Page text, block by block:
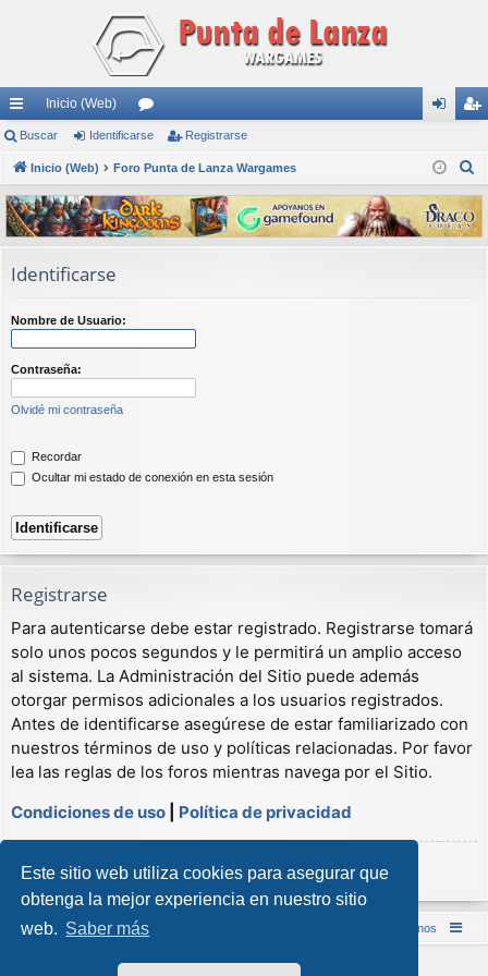
Este sitio web utiliza cookies para asegurar que
obtenga la mejor experiencia en nuestro sitio
web. Saber más
nl
ac
es
rá
pi
s
Inicio (Web)
or
os nti
fic
ar
ist
ra
rs
Buscar Identificarse Registrarse
Inicio (Web) Foro Punta de Lanza Wargames
s
c
Identificarse
Nombre de Usuario:
Contraseña:
Olvidé mi contraseña
Recordar
Ocultar mi estado de conexión en esta sesión
Registrarse
Para autenticarse debe estar registrado. Registrarse tomará
solo unos pocos segundos y le permitirá un amplio acceso
al sistema. La Administración del Sitio puede además
otorgar permisos adicionales a los usuarios registrados.
Antes de identificarse asegúrese de estar familiarizado con
nuestros términos de uso y políticas relacionadas. Por favor
lea las reglas de los foros mientras navega por el Sitio.
Condiciones de uso
Política de privacidad
Registrarse
Inicio (Web) Foro Punta de Lanza Wargames Contáctenos
Desarrollado porphpBB® Forum Software © phpBB Limited